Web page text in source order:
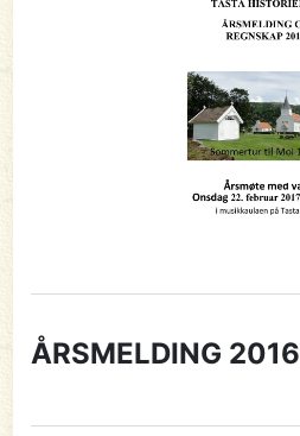
ÅRSMELDING 2016